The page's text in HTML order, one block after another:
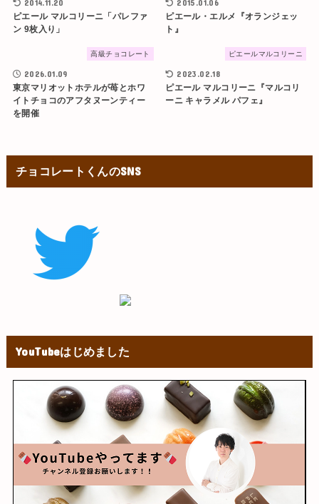
2014.11.20
ピエール マルコリーニ「パレファ
ン 9枚入り」
2015.01.06
ピエール・エルメ『オランジェッ
ト』
高級チョコレート
2026.01.09
東京マリオットホテルが苺とホワ
イトチョコのアフタヌーンティー
を開催
ピエールマルコリーニ
2023.02.18
ピエール マルコリーニ『マルコリ
ーニ キャラメル パフェ』
チョコレートくんのSNS
YouTubeはじめました